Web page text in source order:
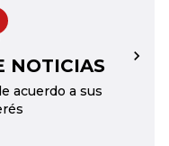
NOTICIAS
acuerdo a sus
→